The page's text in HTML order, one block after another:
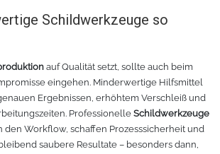
für Autos
für Gebäude
backen
Schildwerkzeuge so
auf Qualität setzt, sollte auch beim
eingehen. Minderwertige Hilfsmittel
Ergebnissen, erhöhtem Verschleiß und
Professionelle Schildwerkzeuge
den Workflow, schaffen Prozesssicherheit und
saubere Resultate – besonders dann,